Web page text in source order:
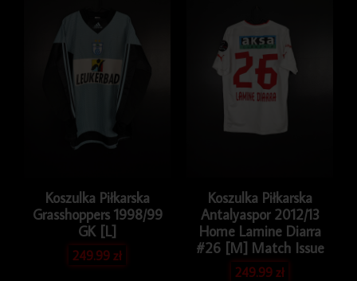
Koszulka Piłkarska
Grasshoppers 1998/99
GK [L]
249.99zł
Koszulka Piłkarska
Antalyaspor 2012/13
Home Lamine Diarra
#26 [M] Match Issue
249.99zł